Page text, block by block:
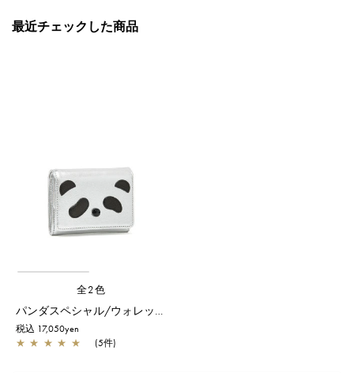
最近チェックした商品
全2色
税込 17,050yen
★ ★ ★ ★ ★ (5件)